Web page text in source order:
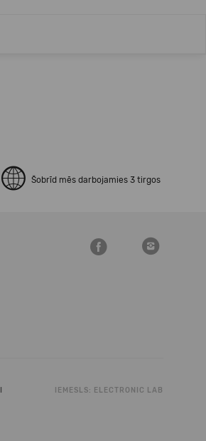
Šobrīd mēs darbojamies 3 tirgos
IEMESLS: ELECTRONIC LAB